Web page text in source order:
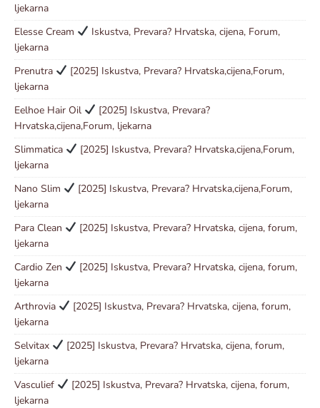
ljekarna
Elesse Cream
Iskustva, Prevara? Hrvatska, cijena, Forum,
ljekarna
Prenutra
[2025] Iskustva, Prevara? Hrvatska,cijena,Forum,
ljekarna
Eelhoe Hair Oil
[2025] Iskustva, Prevara?
Hrvatska,cijena,Forum, ljekarna
Slimmatica
[2025] Iskustva, Prevara? Hrvatska,cijena,Forum,
ljekarna
Nano Slim
[2025] Iskustva, Prevara? Hrvatska,cijena,Forum,
ljekarna
Para Clean
[2025] Iskustva, Prevara? Hrvatska, cijena, forum,
ljekarna
Cardio Zen
[2025] Iskustva, Prevara? Hrvatska, cijena, forum,
ljekarna
Arthrovia
[2025] Iskustva, Prevara? Hrvatska, cijena, forum,
ljekarna
Selvitax
[2025] Iskustva, Prevara? Hrvatska, cijena, forum,
ljekarna
Vasculief
[2025] Iskustva, Prevara? Hrvatska, cijena, forum,
ljekarna